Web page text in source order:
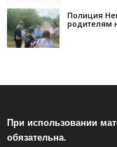
Полиция
родителям
При использовании
обязательна.